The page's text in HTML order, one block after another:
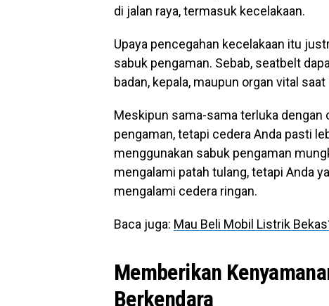
di jalan raya, termasuk kecelakaan.
Upaya pencegahan kecelakaan itu
sabuk pengaman. Sebab, seatbelt
badan, kepala, maupun organ vital
Meskipun sama-sama terluka dengan
pengaman, tetapi cedera Anda pasti
menggunakan sabuk pengaman
mengalami patah tulang, tetapi Anda
mengalami cedera ringan.
Baca juga: Mau Beli Mobil Listrik
Memberikan
Berkendara